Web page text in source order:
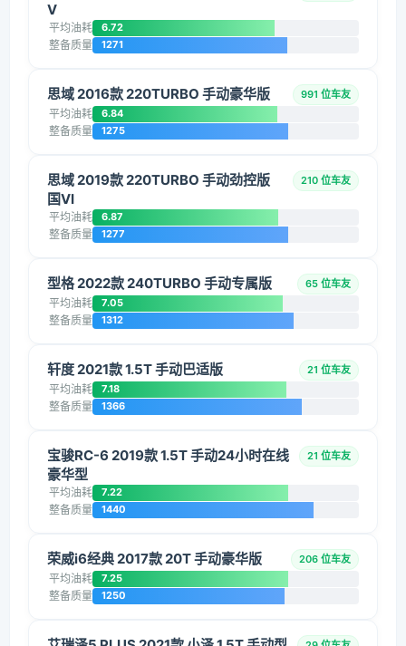
V
平均油耗 6.72
整备质量 1271
思域 2016款 220TURBO 手动豪华版 991 位车友
平均油耗 6.84
整备质量 1275
思域 2019款 220TURBO 手动劲控版
国VI
210 位车友
平均油耗 6.87
整备质量 1277
型格 2022款 240TURBO 手动专属版 65 位车友
平均油耗 7.05
整备质量 1312
轩度 2021款 1.5T 手动巴适版 21 位车友
平均油耗 7.18
整备质量 1366
宝骏RC-6 2019款 1.5T 手动24小时在线
豪华型
21 位车友
平均油耗 7.22
整备质量 1440
荣威i6经典 2017款 20T 手动豪华版 206 位车友
平均油耗 7.25
整备质量 1250